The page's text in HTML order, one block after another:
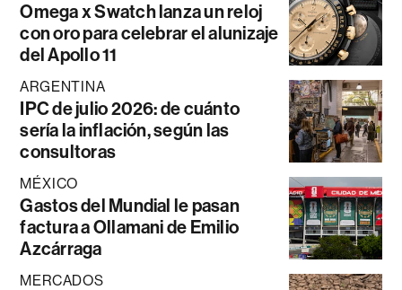
Omega x Swatch lanza un reloj
con oro para celebrar el alunizaje
del Apollo 11
ARGENTINA
IPC de julio 2026: de cuánto
sería la inflación, según las
consultoras
MÉXICO
Gastos del Mundial le pasan
factura a Ollamani de Emilio
Azcárraga
MERCADOS